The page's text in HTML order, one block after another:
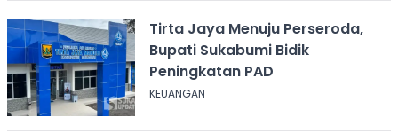
Tirta Jaya Menuju Perseroda,
Bupati Sukabumi Bidik
Peningkatan PAD
KEUANGAN